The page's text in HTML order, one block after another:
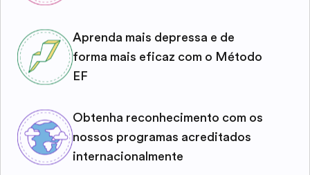
Aprenda mais depressa e de
forma mais eficaz com o Método
EF
Obtenha reconhecimento com os
nossos programas acreditados
internacionalmente